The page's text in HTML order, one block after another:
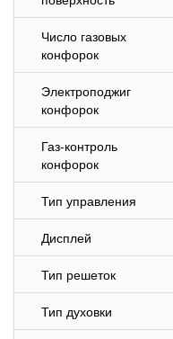
Число газовых
конфорок
Электроподжиг
конфорок
Газ-контроль
конфорок
Тип управления
Дисплей
Тип решеток
Тип духовки